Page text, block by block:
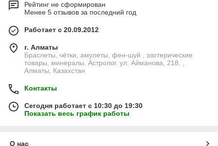
Рейтинг не сформирован
Менее 5 отзывов за последний год
Работает с 20.09.2012
г. Алматы
Браслеты, чётки, амулеты, фен-шуй , эзотерические
товары, минералы. Астролог. ул. Айманова, 218. ,
Алматы, Казахстан
Контакты
Сегодня работает с 10:30 до 19:30
Показать весь график работы
О нас